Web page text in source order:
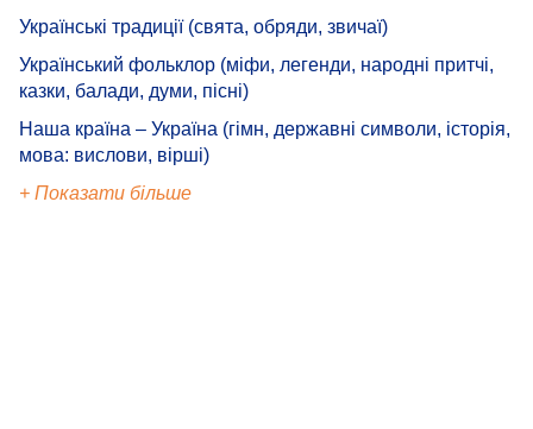
Українські традиції (свята, обряди, звичаї)
Український фольклор (міфи, легенди, народні притчі,
казки, балади, думи, пісні)
Наша країна – Україна (гімн, державні символи, історія,
мова: вислови, вірші)
+ Показати більше